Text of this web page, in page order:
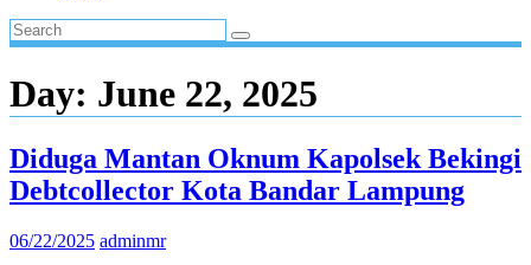
Day: June 22, 2025
Diduga Mantan Oknum Kapolsek Bekingi
Debtcollector Kota Bandar Lampung
06/22/2025 adminmr